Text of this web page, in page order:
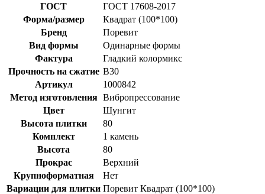
ГОСТ
ГОСТ 17608-2017
Форма/размер
Квадрат (100*100)
Бренд
Поревит
Вид формы
Одинарные формы
Фактура
Гладкий колормикс
Прочность на сжатие B30
Артикул
1000842
Метод изготовления Вибропрессование
Цвет
Шунгит
Высота плитки
80
Комплект
1 камень
Высота
80
Прокрас
Верхний
Крупноформатная
Нет
Вариации для плитки Поревит Квадрат (100*100)